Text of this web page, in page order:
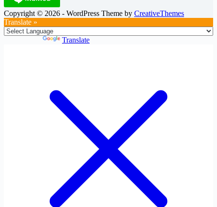
Copyright © 2026 - WordPress Theme by CreativeThemes
Translate »
Translate